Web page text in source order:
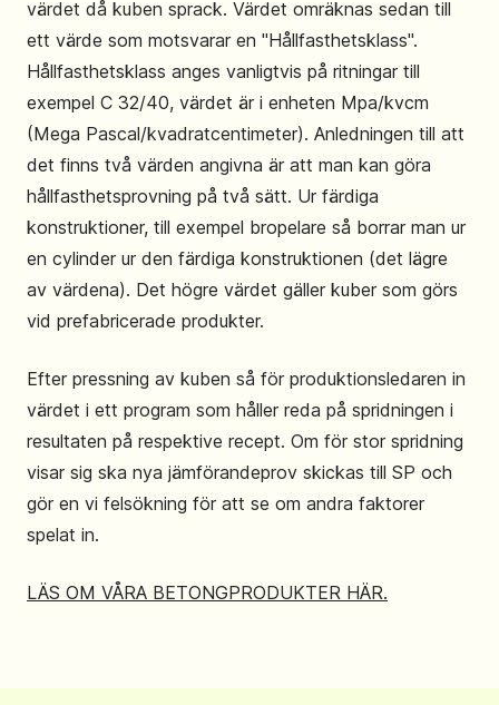
värdet då kuben sprack. Värdet omräknas sedan till
ett värde som motsvarar en "Hållfasthetsklass".
Hållfasthetsklass anges vanligtvis på ritningar till
exempel C 32/40, värdet är i enheten Mpa/kvcm
(Mega Pascal/kvadratcentimeter). Anledningen till att
det finns två värden angivna är att man kan göra
hållfasthetsprovning på två sätt. Ur färdiga
konstruktioner, till exempel bropelare så borrar man ur
en cylinder ur den färdiga konstruktionen (det lägre
av värdena). Det högre värdet gäller kuber som görs
vid prefabricerade produkter.
Efter pressning av kuben så för produktionsledaren in
värdet i ett program som håller reda på spridningen i
resultaten på respektive recept. Om för stor spridning
visar sig ska nya jämförandeprov skickas till SP och
gör en vi felsökning för att se om andra faktorer
spelat in.
LÄS OM VÅRA BETONGPRODUKTER HÄR.